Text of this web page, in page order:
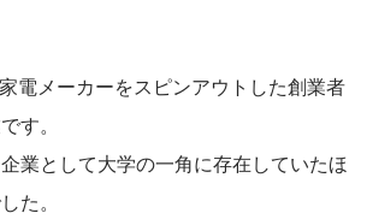
電メーカーをスピンアウトした創業者
す。
業として大学の一角に存在していたほ
た。